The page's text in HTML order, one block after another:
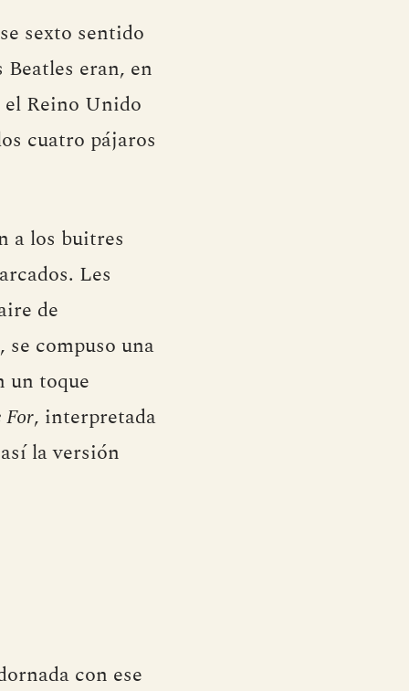
sexto sentido
eran, en
el Reino Unido
cuatro pájaros
a los buitres
Les
de
compuso una
un toque
For, interpretada
la versión
con ese